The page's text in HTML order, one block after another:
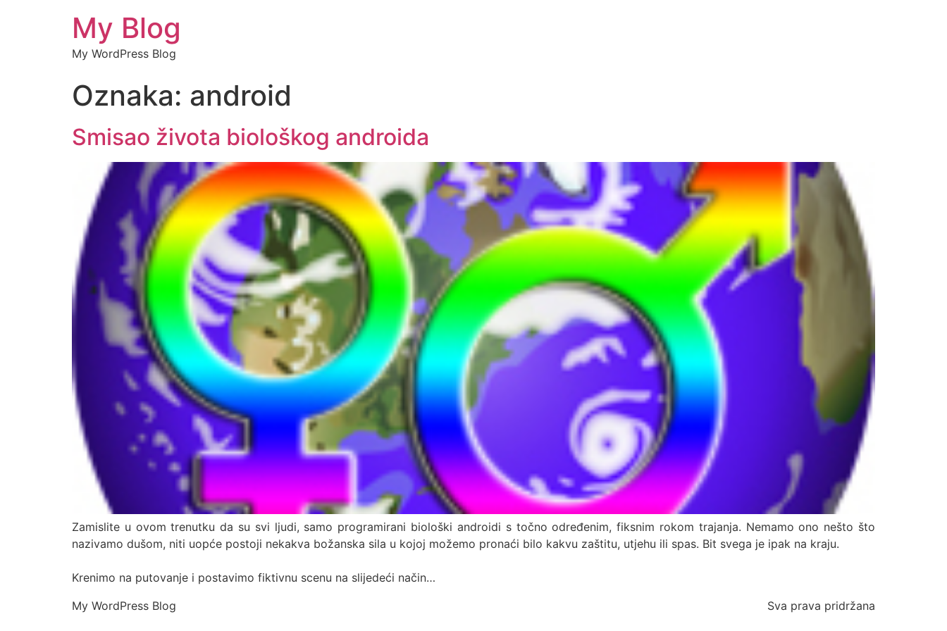
My Blog
My WordPress Blog
Oznaka: android
Smisao života biološkog androida
Zamislite u ovom trenutku da su svi ljudi, samo programirani biološki androidi s točno određenim, fiksnim rokom trajanja. Nemamo ono nešto što
nazivamo dušom, niti uopće postoji nekakva božanska sila u kojoj možemo pronaći bilo kakvu zaštitu, utjehu ili spas. Bit svega je ipak na kraju.
Krenimo na putovanje i postavimo fiktivnu scenu na slijedeći način…
My WordPress Blog
Sva prava pridržana